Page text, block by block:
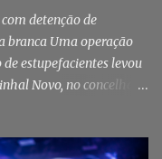
Social (CAES 2.0).
detenção de
branca Uma operação
estupefacientes levou
Novo, no concelho
no distrito de